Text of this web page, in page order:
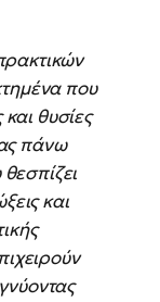
που
θυσίες
πάνω
και